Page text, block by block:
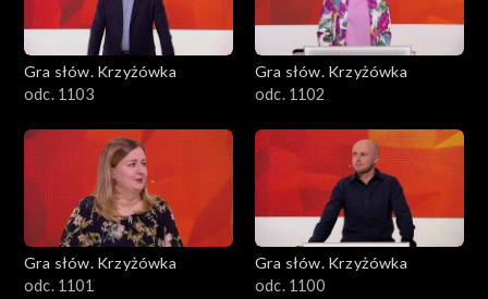
Gra słów. Krzyżówka
odc. 1103
Gra słów. Krzyżówka
odc. 1102
Gra słów. Krzyżówka
odc. 1101
Gra słów. Krzyżówka
odc. 1100